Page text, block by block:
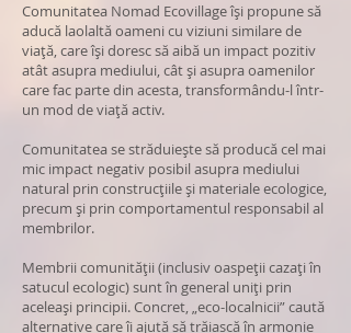
Comunitatea Nomad Ecovillage își propune să
aducă laolaltă oameni cu viziuni similare de
viață, care își doresc să aibă un impact pozitiv
atât asupra mediului, cât și asupra oamenilor
care fac parte din acesta, transformându-l într-
un mod de viață activ.
Comunitatea se străduiește să producă cel mai
mic impact negativ posibil asupra mediului
natural prin construcțiile și materiale ecologice,
precum și prin comportamentul responsabil al
membrilor.
Membrii comunității (inclusiv oaspeții cazați în
satucul ecologic) sunt în general uniți prin
aceleași principii. Concret, „eco-localnicii” caută
alternative care îi ajută să trăiască în armonie